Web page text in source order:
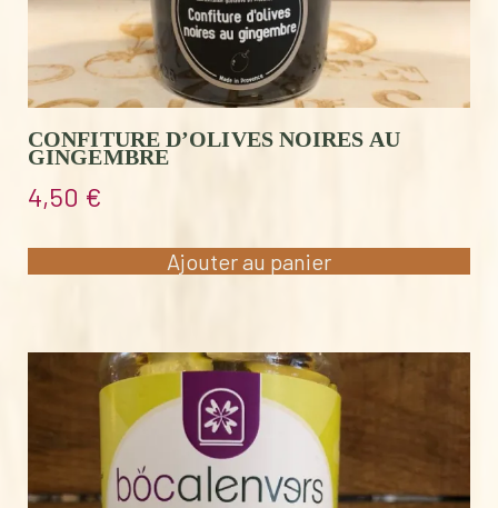
CONFITURE D’OLIVES NOIRES AU
GINGEMBRE
4,50 €
Ajouter au panier